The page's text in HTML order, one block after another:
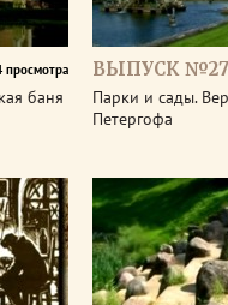
просмотра
баня
ВЫПУСК
Парки и сады.
Петергофа